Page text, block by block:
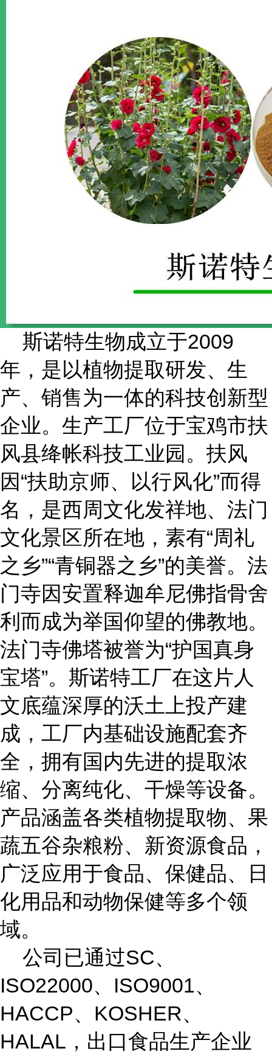
斯诺特生物成立于2009
年 ，是以植物提取研发、生
产、销售为一体的科技创新型
企业。生产工厂位于宝鸡市扶
风县绛帐科技工业园 。扶风
因“扶助京师、以行风化”而得
名，是西周文化发祥地、法门
文化景区所在地，素有“周礼
之乡”“青铜器之乡”的美誉。法
门寺因安置释迦牟尼佛指骨舍
利而成为举国仰望的佛教地。
法门寺佛塔被誉为“护国真身
宝塔”。斯诺特工厂在这片人
文底蕴深厚的沃土上投产建
成，工厂内基础设施配套齐
全，拥有国内先进的提取浓
缩、分离纯化、干燥等设备。
产品涵盖各类植物提取物、果
蔬五谷杂粮粉、新资源食品，
广泛应用于食品、保健品、日
化用品和动物保健等多个领
域。
公司已通过SC、
ISO22000、ISO9001、
HACCP、KOSHER、
HALAL，出口食品生产企业